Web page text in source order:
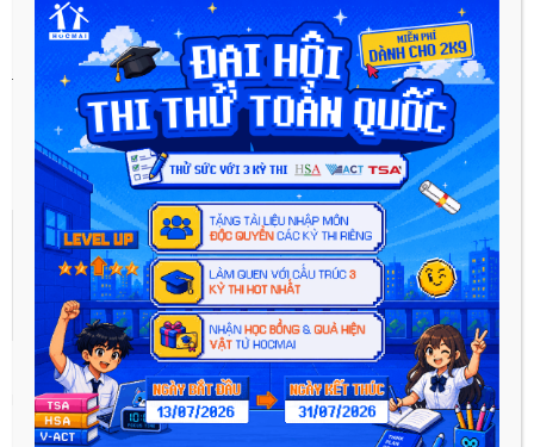
Hi vọng qua những chia sẻ trên đây, các bậc phụ huynh sẽ tìm
thấy cho mình những thông tin tham khảo hữu ích!
Nguồn: uka.edu
Previous article
505 Câu trắc nghiệm Hóa học
Next article
Đồng hành cùng con khi vào